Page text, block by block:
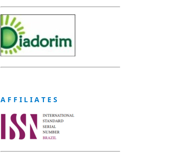
A F F I L I A T E S